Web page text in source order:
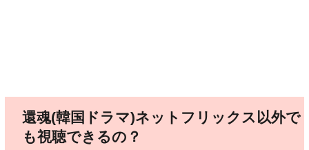
還魂(韓国ドラマ)ネットフリックス以外で
も視聴できるの？